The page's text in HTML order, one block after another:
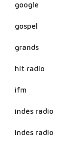
google
gospel
grands
hit radio
ifm
indés radio
indes radio